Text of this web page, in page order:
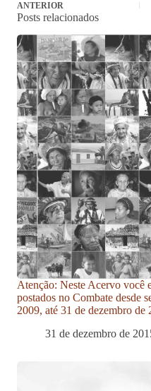
ANTERIOR
Posts relacionados
Atenção: Neste Acervo você
postados no Combate desde
2009, até 31 de dezembro de
31 de dezembro de